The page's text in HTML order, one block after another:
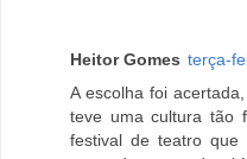
Heitor Gomes terça-
A escolha foi
teve uma cultura tão
festival de teatro que